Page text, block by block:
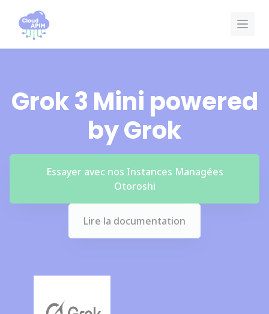
Grok 3 Mini powered
by Grok
Essayer avec nos Instances Managées
Otoroshi
Lire la documentation